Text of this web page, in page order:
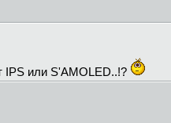
или S'AMOLED..!?